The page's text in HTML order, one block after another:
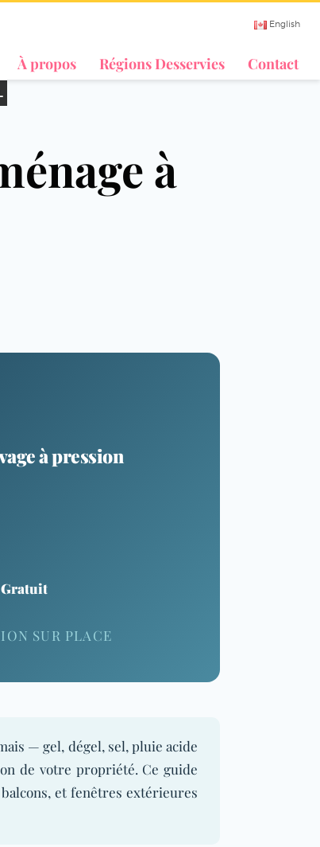
English
À propos Régions Desservies Contact
à
à pression
Gratuit
SUR PLACE
— gel, dégel, sel, pluie acide
de votre propriété. Ce guide
et fenêtres extérieures